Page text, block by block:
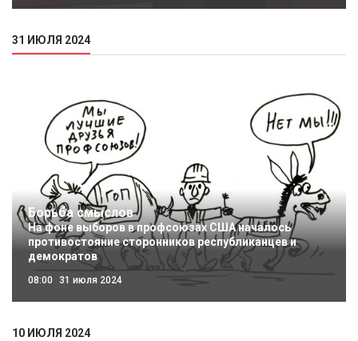
31 ИЮЛЯ 2024
Борьба смыслов
На фоне выборов в профсоюзах США началось
противостояние сторонников республиканцев и
демократов
08:00 31 июля 2024
10 ИЮЛЯ 2024